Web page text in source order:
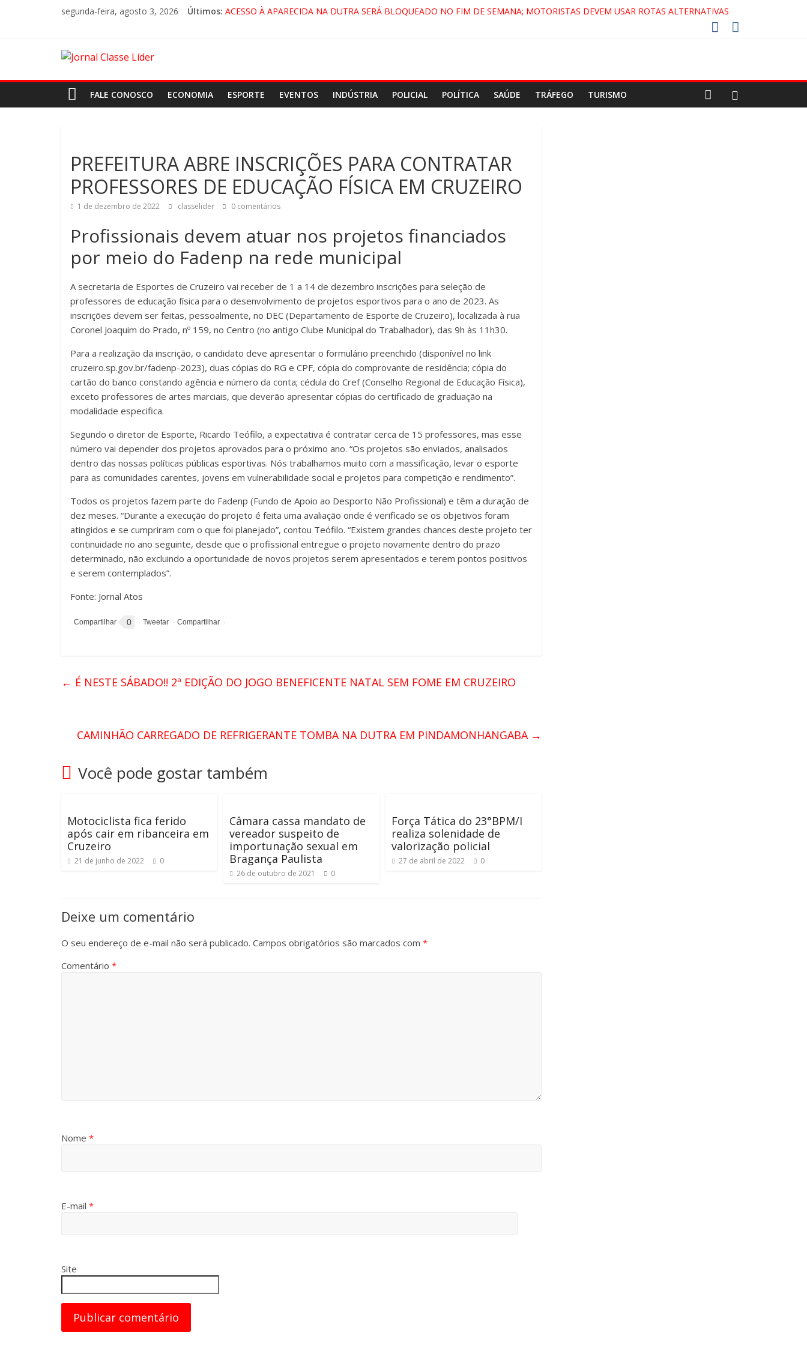
segunda-feira, agosto 3, 2026 Últimos: ACESSO À APARECIDA NA DUTRA SERÁ BLOQUEADO NO FIM DE SEMANA; MOTORISTAS DEVEM USAR ROTAS ALTERNATIVAS
FALE CONOSCO ECONOMIA ESPORTE EVENTOS INDÚSTRIA POLICIAL POLÍTICA SAÚDE TRÁFEGO TURISMO
PREFEITURA ABRE INSCRIÇÕES PARA CONTRATAR
PROFESSORES DE EDUCAÇÃO FÍSICA EM CRUZEIRO
1 de dezembro de 2022 classelider 0 comentários
Profissionais devem atuar nos projetos financiados
por meio do Fadenp na rede municipal
A secretaria de Esportes de Cruzeiro vai receber de 1 a 14 de dezembro inscrições para seleção de
professores de educação física para o desenvolvimento de projetos esportivos para o ano de 2023. As
inscrições devem ser feitas, pessoalmente, no DEC (Departamento de Esporte de Cruzeiro), localizada à rua
Coronel Joaquim do Prado, nº 159, no Centro (no antigo Clube Municipal do Trabalhador), das 9h às 11h30.
Para a realização da inscrição, o candidato deve apresentar o formulário preenchido (disponível no link
cruzeiro.sp.gov.br/fadenp-2023), duas cópias do RG e CPF, cópia do comprovante de residência; cópia do
cartão do banco constando agência e número da conta; cédula do Cref (Conselho Regional de Educação Física),
exceto professores de artes marciais, que deverão apresentar cópias do certificado de graduação na
modalidade especifica.
Segundo o diretor de Esporte, Ricardo Teófilo, a expectativa é contratar cerca de 15 professores, mas esse
número vai depender dos projetos aprovados para o próximo ano. “Os projetos são enviados, analisados
dentro das nossas políticas públicas esportivas. Nós trabalhamos muito com a massificação, levar o esporte
para as comunidades carentes, jovens em vulnerabilidade social e projetos para competição e rendimento”.
Todos os projetos fazem parte do Fadenp (Fundo de Apoio ao Desporto Não Profissional) e têm a duração de
dez meses. “Durante a execução do projeto é feita uma avaliação onde é verificado se os objetivos foram
atingidos e se cumpriram com o que foi planejado”, contou Teófilo. “Existem grandes chances deste projeto ter
continuidade no ano seguinte, desde que o profissional entregue o projeto novamente dentro do prazo
determinado, não excluindo a oportunidade de novos projetos serem apresentados e terem pontos positivos
e serem contemplados”.
Fonte: Jornal Atos
0
← É NESTE SÁBADO!! 2ª EDIÇÃO DO JOGO BENEFICENTE NATAL SEM FOME EM CRUZEIRO
CAMINHÃO CARREGADO DE REFRIGERANTE TOMBA NA DUTRA EM PINDAMONHANGABA →
Você pode gostar também
Motociclista fica ferido
após cair em ribanceira em
Cruzeiro
21 de junho de 2022 0
Câmara cassa mandato de
vereador suspeito de
importunação sexual em
Bragança Paulista
26 de outubro de 2021 0
Força Tática do 23°BPM/I
realiza solenidade de
valorização policial
27 de abril de 2022 0
Deixe um comentário
O seu endereço de e-mail não será publicado. Campos obrigatórios são marcados com *
Comentário *
Nome *
E-mail *
Site